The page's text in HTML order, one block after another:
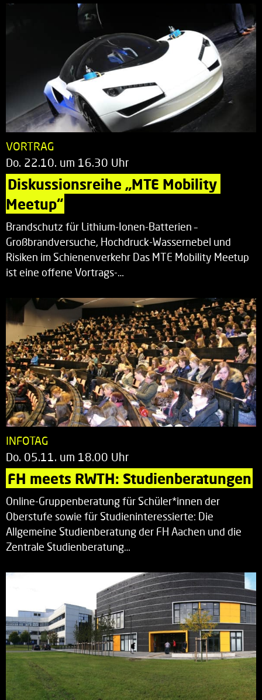
VORTRAG
Do. 22.10. um 16.30 Uhr
Diskussionsreihe „MTE Mobility
Meetup“
Brandschutz für Lithium-Ionen-Batterien –
Großbrandversuche, Hochdruck-Wassernebel und
Risiken im Schienenverkehr Das MTE Mobility Meetup
ist eine offene Vortrags-…
INFOTAG
Do. 05.11. um 18.00 Uhr
FH meets RWTH: Studienberatungen
Online-Gruppenberatung für Schüler*innen der
Oberstufe sowie für Studieninteressierte: Die
Allgemeine Studienberatung der FH Aachen und die
Zentrale Studienberatung…